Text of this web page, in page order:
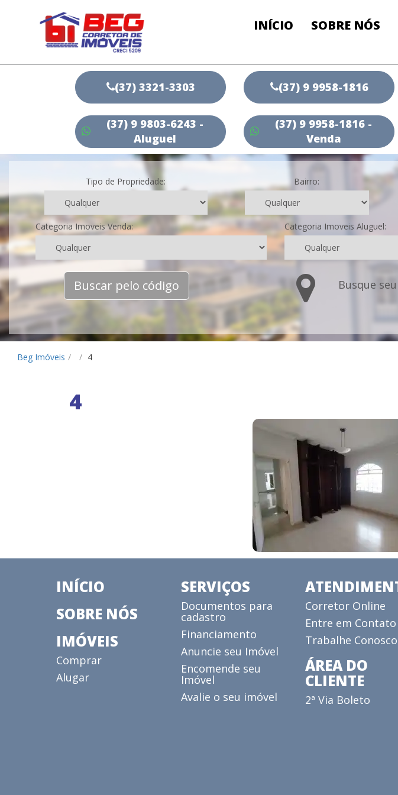
INÍCIO SOBRE NÓS
(37) 3321-3303
(37) 9 9803-6243 -
Aluguel
(37) 9 9958-1816
(37) 9 9958-1816 -
Venda
Tipo de Propriedade: Bairro:
Categoria Imoveis Venda: Categoria Imoveis Aluguel:
Buscar pelo código Busque
Beg Imóveis / / 4
4
INÍCIO
SOBRE NÓS
IMÓVEIS
Comprar
Alugar
SERVIÇOS
Documentos para
cadastro
Financiamento
Anuncie seu Imóvel
Encomende seu
Imóvel
Avalie o seu imóvel
Corretor Online
Entre em Contato
Trabalhe Conosco
ÁREA DO
CLIENTE
2ª Via Boleto